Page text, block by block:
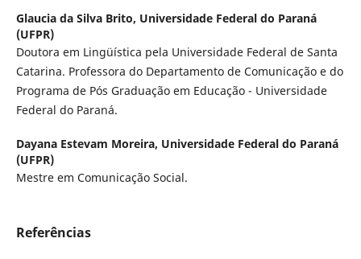
Glaucia da Silva Brito, Universidade Federal do Paraná
(UFPR)
Doutora em Lingüística pela Universidade Federal de Santa
Catarina. Professora do Departamento de Comunicação e do
Programa de Pós Graduação em Educação - Universidade
Federal do Paraná.
Dayana Estevam Moreira, Universidade Federal do Paraná
(UFPR)
Mestre em Comunicação Social.
Referências